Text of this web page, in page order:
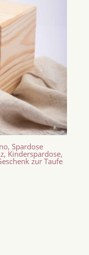
Spardose
Kinderspardose,
zur Taufe